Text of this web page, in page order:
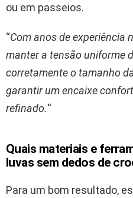
ou em passeios.
“Com anos de experiência
manter a tensão uniforme
corretamente o tamanho
garantir um encaixe
refinado.“
Quais materiais e
luvas sem dedos de
Para um bom resultado,